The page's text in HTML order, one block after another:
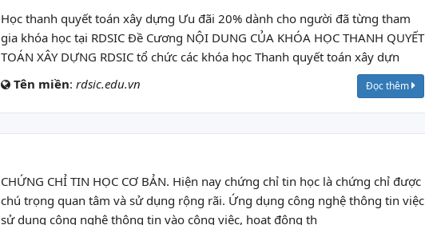
Học thanh quyết toán xây dựng Ưu đãi 20% dành cho người đã từng tham
gia khóa học tại RDSIC Đề Cương NỘI DUNG CỦA KHÓA HỌC THANH QUYẾT
TOÁN XÂY DỰNG RDSIC tổ chức các khóa học Thanh quyết toán xây dựn
Tên miền: rdsic.edu.vn Đọc thêm
CHỨNG CHỈ TIN HỌC CƠ BẢN. Hiện nay chứng chỉ tin học là chứng chỉ được
chú trọng quan tâm và sử dụng rộng rãi. Ứng dụng công nghệ thông tin việc
sử dụng công nghệ thông tin vào công việc, hoạt động th